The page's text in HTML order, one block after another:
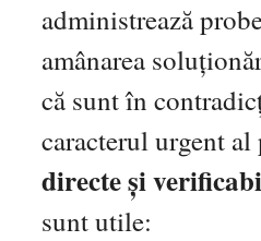
administrează
amânarea
că sunt în
caracterul urgent
directe și
sunt utile: